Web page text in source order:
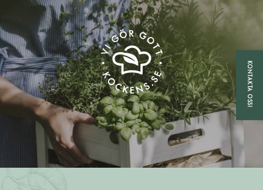
KONTAKTA OSS!